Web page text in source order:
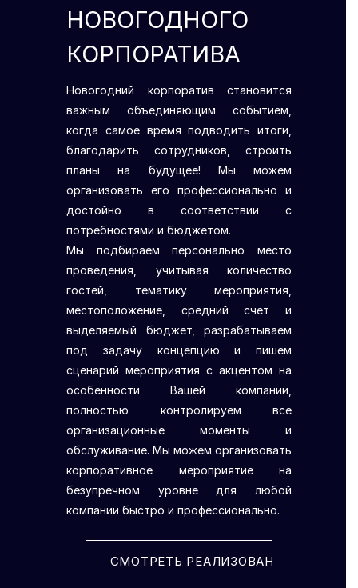
НОВОГОДНОГО
КОРПОРАТИВА
Новогодний корпоратив становится
важным объединяющим событием,
когда самое время подводить итоги,
благодарить сотрудников, строить
планы на будущее! Мы можем
организовать его профессионально и
достойно в соответствии с
потребностями и бюджетом.
Мы подбираем персонально место
проведения, учитывая количество
гостей, тематику мероприятия,
местоположение, средний счет и
выделяемый бюджет, разрабатываем
под задачу концепцию и пишем
сценарий мероприятия с акцентом на
особенности Вашей компании,
полностью контролируем все
организационные моменты и
обслуживание. Мы можем организовать
корпоративное мероприятие на
безупречном уровне для любой
компании быстро и профессионально.
СМОТРЕТЬ РЕАЛИЗОВАННЫЕ